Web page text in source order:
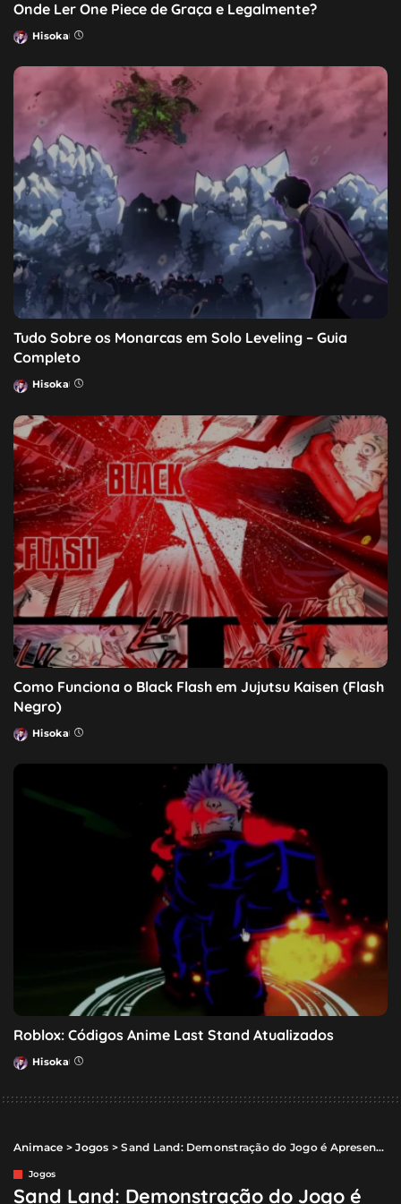
Onde Ler One Piece de Graça e Legalmente?
Posted
Hisoka
Tudo Sobre os Monarcas em Solo Leveling – Guia
Completo
Posted
Hisoka
Como Funciona o Black Flash em Jujutsu Kaisen (Flash
Negro)
Posted
Hisoka
Roblox: Códigos Anime Last Stand Atualizados
Posted
Hisoka
Animace >Jogos >Sand Land: Demonstração do Jogo é Apresentada em Trailer
Jogos
Sand Land: Demonstração do Jogo é